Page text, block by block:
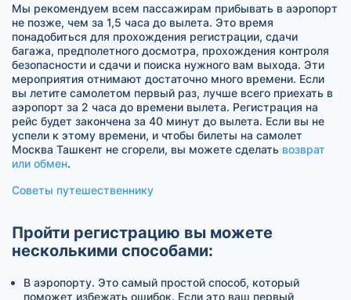
Мы рекомендуем всем пассажирам прибывать в аэропорт
не позже, чем за 1,5 часа до вылета. Это время
понадобиться для прохождения регистрации, сдачи
багажа, предполетного досмотра, прохождения контроля
безопасности и сдачи и поиска нужного вам выхода. Эти
мероприятия отнимают достаточно много времени. Если
вы летите самолетом первый раз, лучше всего приехать в
аэропорт за 2 часа до времени вылета. Регистрация на
рейс будет закончена за 40 минут до вылета. Если вы не
успели к этому времени, и чтобы билеты на самолет
Москва Ташкент не сгорели, вы можете сделать возврат
или обмен.
Советы путешественнику
Пройти регистрацию вы можете
несколькими способами:
В аэропорту. Это самый простой способ, который
поможет избежать ошибок. Если это ваш первый